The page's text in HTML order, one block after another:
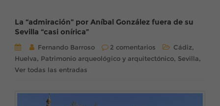
La “admiración” por Aníbal González fuera de su
Sevilla “casi onírica”
Fernando Barroso 2 comentarios Cádiz,
Huelva, Patrimonio arqueológico y arquitectónico, Sevilla,
Ver todas las entradas